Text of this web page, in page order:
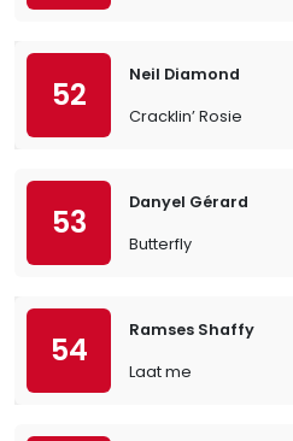
52
Neil Diamond
Cracklin’ Rosie
53
Danyel Gérard
Butterfly
54
Ramses Shaffy
Laat me